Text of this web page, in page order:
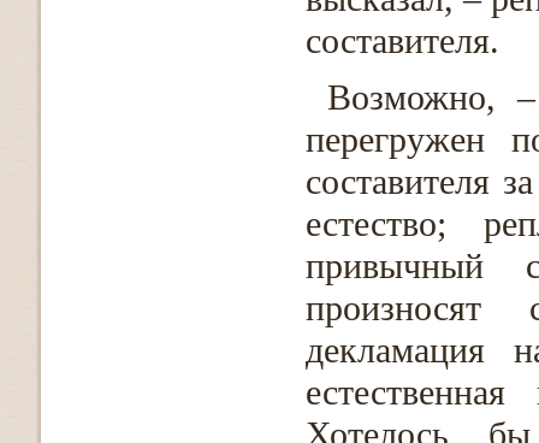
составителя.
Возможно,
перегружен
составителя
естество;
привычный
произносят
декламация
Хотелось